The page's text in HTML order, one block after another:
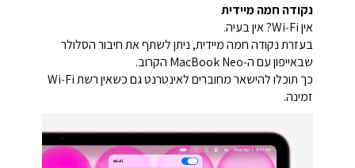
נקודה חמה מיידית
אין Wi‑Fi? אין בעיה.
בעזרת נקודה חמה מיידית, ניתן לשתף את חיבור הסלולר
שבאייפון עם ה‑MacBook Neo הקרוב.
כך תוכלו להישאר מחוברים לאינטרנט גם כשאין רשת Wi‑Fi
זמינה.